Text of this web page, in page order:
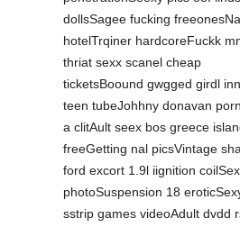
dollsSagee fucking
hotelTrqiner hardcoreFuckk
thriat sexx scanel cheap
ticketsBoound gwgged girdl
teen tubeJohhny donavan
a clitAult seex bos greece
freeGetting nal picsVintage
ford excort 1.9l iignition
photoSuspension 18
sstrip games videoAdult dvdd